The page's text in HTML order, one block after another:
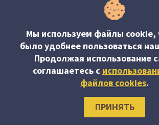
Мы используем файлы cookie,
было удобнее пользоваться
Продолжая использование
соглашаетесь c
файлов cookies.
ПРИНЯТЬ